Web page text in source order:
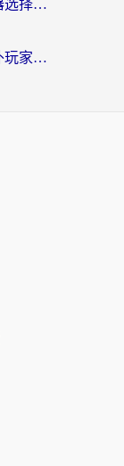
英国玩枪神纪总卡顿？这篇加速器选择指南帮你告别延迟（附实测推荐）
最强蜗牛迅游加速器有用吗？海外玩家国服游戏加速避坑指南（附德国玩忍者必须死3流星蝴蝶剑解决办法）